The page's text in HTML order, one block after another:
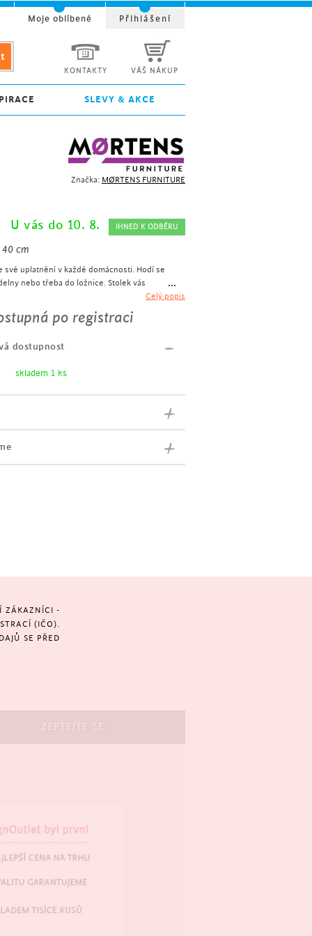
Značka: MØRTENS FURNITURE
U vás do 10. 8. IHNED K ODBĚRU
40 cm
své uplatnění v každé domácnosti. Hodí se
nebo třeba do ložnice. Stolek vás
barvou
...
Celý popis
po registraci
dostupnost
skladem 1 ks
ZEPTEJTE SE
KONTAKTY VÁŠ NÁKUP
SLEVY & AKCE
Moje oblíbené Přihlášení
ZÁKAZNÍCI -
(IČO).
SE PŘED